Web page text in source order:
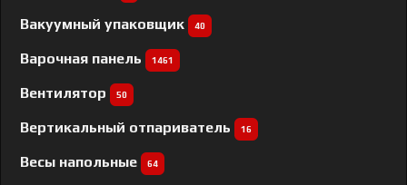
Вакуумный упаковщик 40
Варочная панель 1461
Вентилятор 50
Вертикальный отпариватель 16
Весы напольные 64